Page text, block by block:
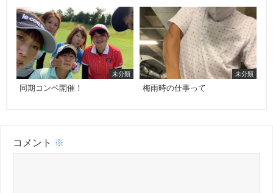
未分類
同期コンペ開催！
未分類
梅雨時の仕事って
コメント ※